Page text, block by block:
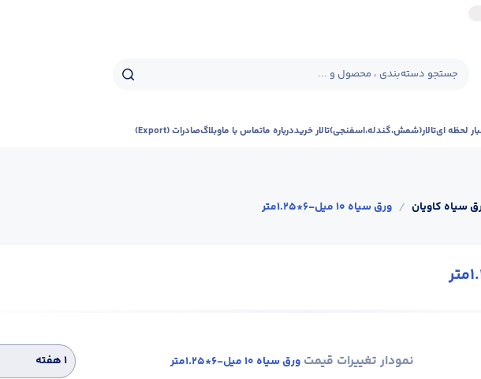
جستجو دسته‌بندی ، محصول و ...
لحظه ایتالار(شمش،گندله،اسفنجی)تالار خریددرباره ماتماس با ماوبلاگصادرات (Export)
سیاه کاویان / ورق سیاه 10 میل-6*1.25متر
نمودار تغییرات قیمت ورق سیاه 10 میل-6*1.25متر ۱ هفته